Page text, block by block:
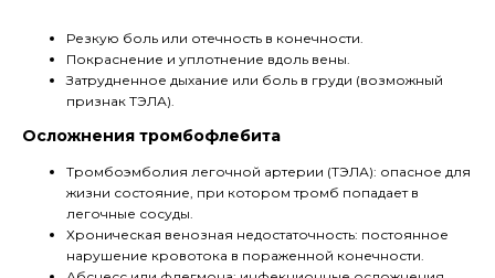
Резкую боль или отечность в конечности.
Покраснение и уплотнение вдоль вены.
Затрудненное дыхание или боль в груди (возможный
признак ТЭЛА).
Осложнения тромбофлебита
Тромбоэмболия легочной артерии (ТЭЛА): опасное для
жизни состояние, при котором тромб попадает в
легочные сосуды.
Хроническая венозная недостаточность: постоянное
нарушение кровотока в пораженной конечности.